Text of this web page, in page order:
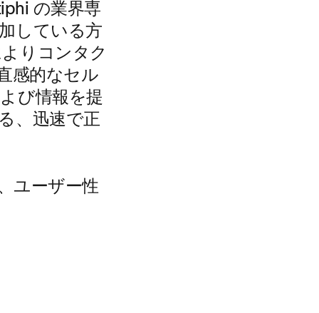
の業界専
している方
りコンタク
感的なセル
び情報を提
、迅速で正